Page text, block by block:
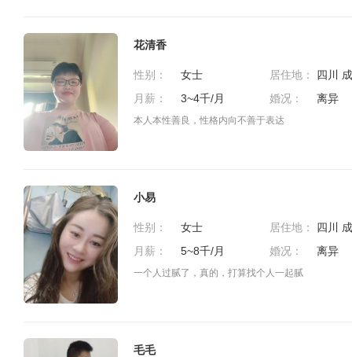
花清香
性别： 女士
居住地：
月薪：
3~4千/月 婚况： 离异
本人本性善良，性格内向不善于表达
小易
性别： 女士
居住地：
月薪：
5~8千/月 婚况： 离异
一个人过腻了，真的，打算找个人一起腻
毛毛